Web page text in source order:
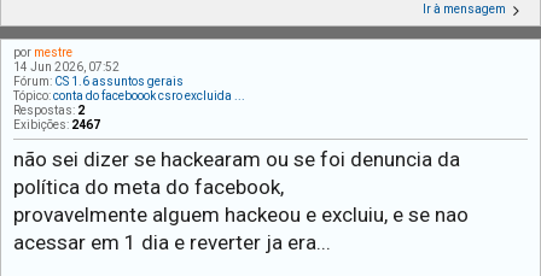
Ir à mensagem
por mestre
14 Jun 2026, 07:52
Fórum: CS 1.6 assuntos gerais
Tópico:conta do faceboook csro excluida ...
Respostas: 2
Exibições: 2467
não sei dizer se hackearam ou se foi denuncia da
política do meta do facebook,
provavelmente alguem hackeou e excluiu, e se nao
acessar em 1 dia e reverter ja era...